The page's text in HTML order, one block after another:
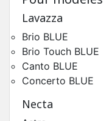
Lavazza
Brio BLUE
Brio Touch BLUE
Canto BLUE
Concerto BLUE
Necta